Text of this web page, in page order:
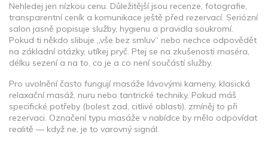
Nehledej jen nízkou cenu. Důležitější jsou recenze, fotografie,
transparentní ceník a komunikace ještě před rezervací. Seriózní
salon jasně popisuje služby, hygienu a pravidla soukromí.
Pokud ti někdo slibuje „vše bez smluv“ nebo nechce odpovědět
na základní otázky, utíkej pryč. Ptej se na zkušenosti maséra,
délku sezení a na to, co je a co není součástí služby.
Pro uvolnění často fungují masáže lávovými kameny, klasická
relaxační masáž, nuru nebo tantrické techniky. Pokud máš
specifické potřeby (bolest zad, citlivé oblasti), zmíněj to při
rezervaci. Označení typu masáže v nabídce by mělo odpovídat
realitě — když ne, je to varovný signál.